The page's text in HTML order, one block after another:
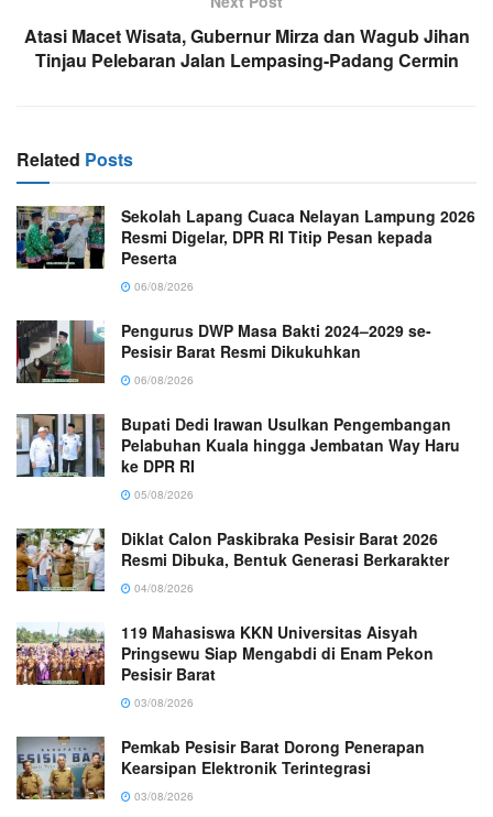
Atasi Macet Wisata, Gubernur Mirza dan Wagub Jihan
Tinjau Pelebaran Jalan Lempasing-Padang Cermin
Related Posts
Sekolah Lapang Cuaca Nelayan Lampung 2026
Resmi Digelar, DPR RI Titip Pesan kepada
Peserta
06/08/2026
Pengurus DWP Masa Bakti 2024–2029 se-
Pesisir Barat Resmi Dikukuhkan
06/08/2026
Bupati Dedi Irawan Usulkan Pengembangan
Pelabuhan Kuala hingga Jembatan Way Haru
ke DPR RI
05/08/2026
Diklat Calon Paskibraka Pesisir Barat 2026
Resmi Dibuka, Bentuk Generasi Berkarakter
04/08/2026
119 Mahasiswa KKN Universitas Aisyah
Pringsewu Siap Mengabdi di Enam Pekon
Pesisir Barat
03/08/2026
Pemkab Pesisir Barat Dorong Penerapan
Kearsipan Elektronik Terintegrasi
03/08/2026